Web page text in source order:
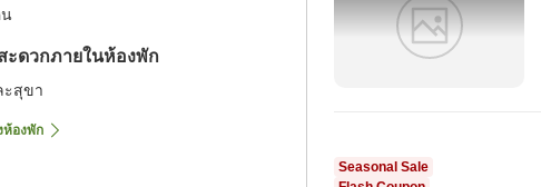
ะดวกภายในห้องพัก
ะสุขา
ห้องพัก
Seasonal Sale